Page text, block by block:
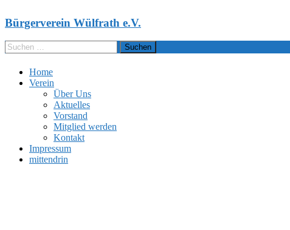
Bürgerverein Wülfrath e.V.
Home
Verein
Über Uns
Aktuelles
Vorstand
Mitglied werden
Kontakt
Impressum
mittendrin